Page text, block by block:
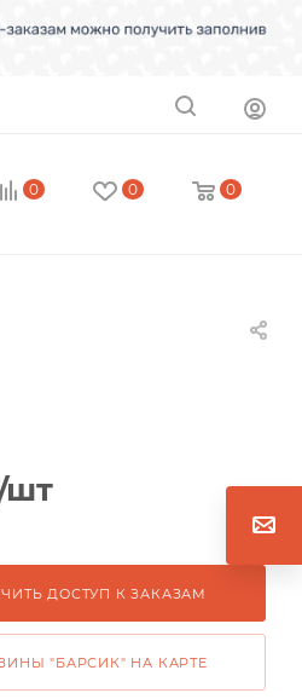
0 0 0
шт
ДОСТУП К ЗАКАЗАМ
"БАРСИК" НА КАРТЕ